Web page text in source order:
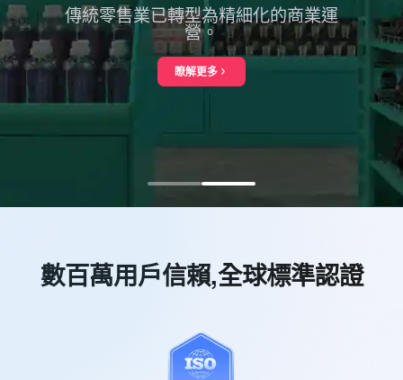
傳統零售業已轉型為精細化的商業運
營。
瞭解更多about 連鎖零售
數百萬用戶信賴,全球標準認證